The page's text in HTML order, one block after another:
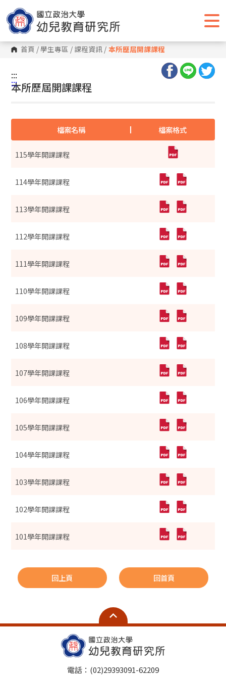
到
主
要
內
容
區 首頁 /學生專區 / 課程資訊 / 本所歷屆開課課程
:::
:::
本所歷屆開課課程
檔案名稱 檔案格式
115學年開課課程
114學年開課課程
113學年開課課程
112學年開課課程
111學年開課課程
110學年開課課程
109學年開課課程
108學年開課課程
107學年開課課程
106學年開課課程
105學年開課課程
104學年開課課程
103學年開課課程
102學年開課課程
101學年開課課程
回上頁 回首頁
電話：(02)29393091-62209